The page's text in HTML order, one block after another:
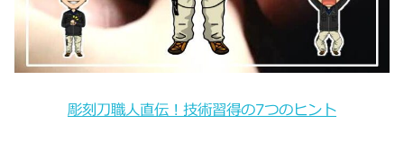
彫刻刀職人直伝！技術習得の7つのヒント